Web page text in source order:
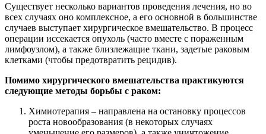
Существует несколько вариантов проведения лечения, но во
всех случаях оно комплексное, а его основной в большинстве
случаев выступает хирургическое вмешательство. В процесс
операции иссекается опухоль (часто вместе с пораженным
лимфоузлом), а также близлежащие ткани, задетые раковым
клетками (чтобы предотвратить рецидив).
Помимо хирургического вмешательства практикуются
следующие методы борьбы с раком:
Химиотерапия – направлена на остановку процессов
роста новообразования (в некоторых случаях